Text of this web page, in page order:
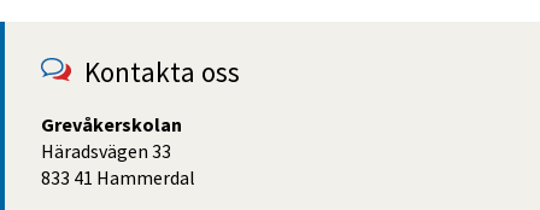
Kontakta oss
Grevåkerskolan
Häradsvägen 33
833 41 Hammerdal